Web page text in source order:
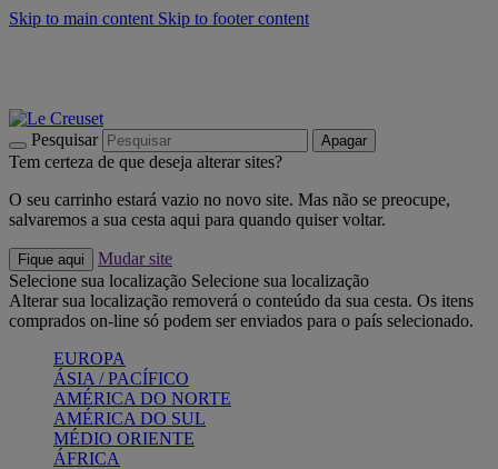
Skip to main content Skip to footer content
Pesquisar Apagar
Tem certeza de que deseja alterar sites?
O seu carrinho estará vazio no novo site. Mas não se preocupe,
salvaremos a sua cesta aqui para quando quiser voltar.
Fique aqui
Mudar site
Selecione sua localização Selecione sua localização
Alterar sua localização removerá o conteúdo da sua cesta. Os itens
comprados on-line só podem ser enviados para o país selecionado.
EUROPA
ÁSIA / PACÍFICO
AMÉRICA DO NORTE
AMÉRICA DO SUL
MÉDIO ORIENTE
ÁFRICA